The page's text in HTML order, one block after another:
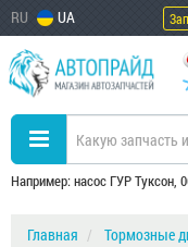
RU UA
Например: насос ГУР Туксон,
Главная Тормозные